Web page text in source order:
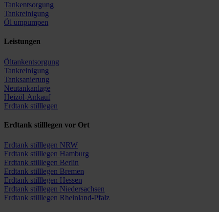
Tankentsorgung
Tankreinigung
Öl umpumpen
Leistungen
Öltankentsorgung
Tankreinigung
Tanksanierung
Neutankanlage
Heizöl-Ankauf
Erdtank stilllegen
Erdtank stilllegen vor Ort
Erdtank stilllegen NRW
Erdtank stilllegen Hamburg
Erdtank stilllegen Berlin
Erdtank stilllegen Bremen
Erdtank stilllegen Hessen
Erdtank stilllegen Niedersachsen
Erdtank stilllegen Rheinland-Pfalz